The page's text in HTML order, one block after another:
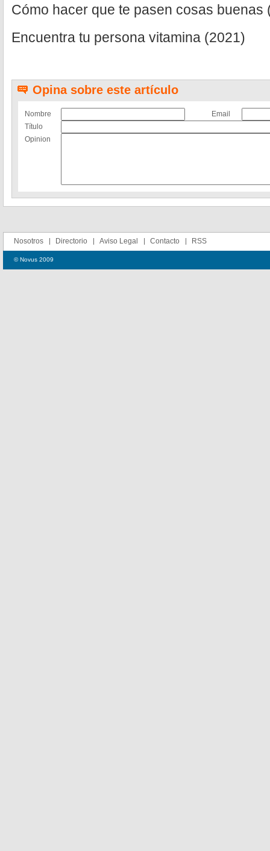
Cómo hacer que te pasen cosas buenas
Encuentra tu persona vitamina (2021)
Opina sobre este artículo
Nombre
Email
Título
Opinion
Nosotros Directorio Aviso Legal Contacto RSS
© Novus 2009